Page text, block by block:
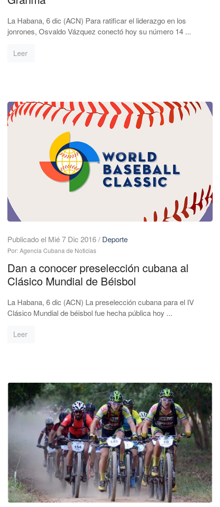
La Habana, 6 dic (ACN) Para ratificar el liderazgo en los
jonrones, Osvaldo Vázquez conectó hoy su número 14 ...
Leer
Publicado el Mié 7 Dic 2016/ Deporte
Por: Agencia Cubana de Noticias
Dan a conocer preselección cubana al
Clásico Mundial de Béisbol
La Habana, 6 dic (ACN) La preselección cubana para el IV
Clásico Mundial de béisbol fue hecha pública hoy ...
Leer